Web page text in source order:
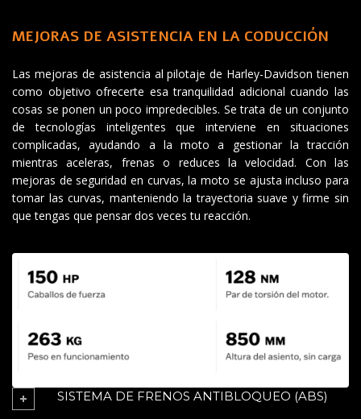
MEJORAS DE ASISTENCIA EN LA CODUCCIÓN
Las mejoras de asistencia al pilotaje de Harley-Davidson tienen
como objetivo ofrecerte esa tranquilidad adicional cuando las
cosas se ponen un poco impredecibles. Se trata de un conjunto
de tecnologías inteligentes que interviene en situaciones
complicadas, ayudando a la moto a gestionar la tracción
mientras aceleras, frenas o reduces la velocidad. Con las
mejoras de seguridad en curvas, la moto se ajusta incluso para
tomar las curvas, manteniendo la trayectoria suave y firme sin
que tengas que pensar dos veces tu reacción.
SISTEMA DE FRENOS ANTIBLOQUEO (ABS)